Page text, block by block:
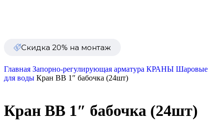
Скидка 20% на монтаж
Главная Запорно-регулирующая арматура КРАНЫ Шаровые
для воды Кран ВB 1″ бабочка (24шт)
Кран ВB 1″ бабочка (24шт)